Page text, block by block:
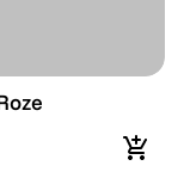
In